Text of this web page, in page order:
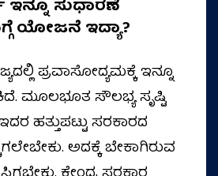
ಸುಧಾರಣೆ
ಯೋಜನೆ ಇದ್ಯಾ?
ಪ್ರವಾಸೋದ್ಯಮಕ್ಕೆ ಇನ್ನೂ
ಮೂಲಭೂತ ಸೌಲಭ್ಯ ಸೃಷ್ಟಿ
ಹತ್ತುಪಟ್ಟು ಸರಕಾರದ
ಅದಕ್ಕೆ ಬೇಕಾಗಿರುವ